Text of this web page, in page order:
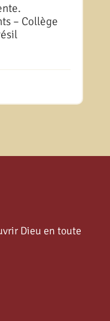
– Collège
Dieu en toute